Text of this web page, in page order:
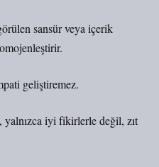
sansür veya içerik
geliştiremez.
iyi fikirlerle değil, zıt